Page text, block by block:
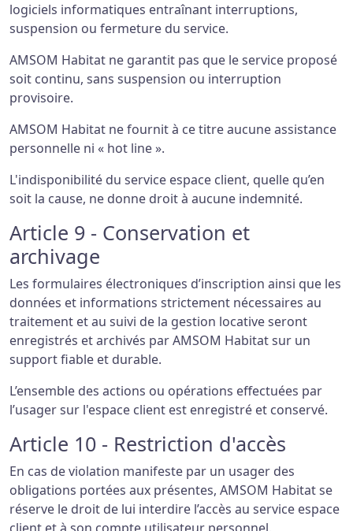
logiciels informatiques entraînant interruptions,
suspension ou fermeture du service.
AMSOM Habitat ne garantit pas que le service proposé
soit continu, sans suspension ou interruption
provisoire.
AMSOM Habitat ne fournit à ce titre aucune assistance
personnelle ni « hot line ».
L'indisponibilité du service espace client, quelle qu’en
soit la cause, ne donne droit à aucune indemnité.
Article 9 - Conservation et
archivage
Les formulaires électroniques d’inscription ainsi que les
données et informations strictement nécessaires au
traitement et au suivi de la gestion locative seront
enregistrés et archivés par AMSOM Habitat sur un
support fiable et durable.
L’ensemble des actions ou opérations effectuées par
l’usager sur l'espace client est enregistré et conservé.
Article 10 - Restriction d'accès
En cas de violation manifeste par un usager des
obligations portées aux présentes, AMSOM Habitat se
réserve le droit de lui interdire l’accès au service espace